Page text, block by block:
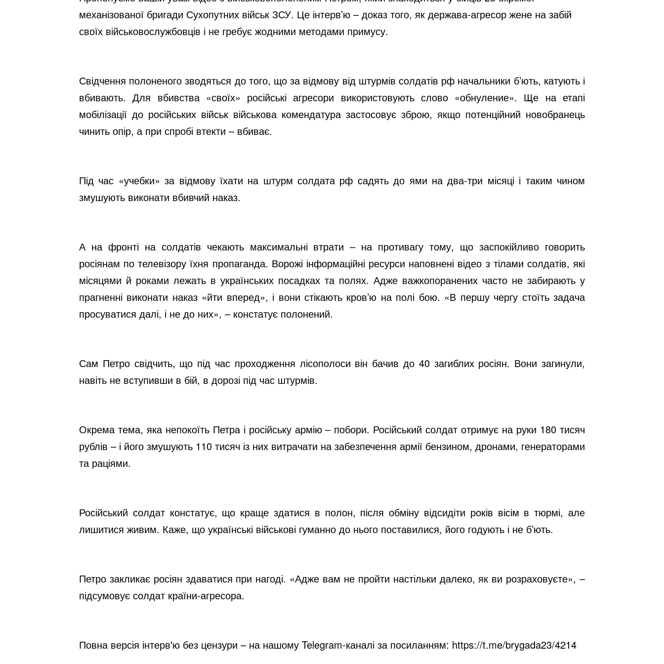
d
o
механізованої бригади Сухопутних військ ЗСУ. Це інтерв’ю – доказ того, як держава-агресор жене на забій
своїх військовослужбовців і не гребує жодними методами примусу.
Свідчення полоненого зводяться до того, що за відмову від штурмів солдатів рф начальники б’ють, катують і
вбивають. Для вбивства «своїх» російські агресори використовують слово «обнуление». Ще на етапі
мобілізації до російських військ військова комендатура застосовує зброю, якщо потенційний новобранець
чинить опір, а при спробі втекти – вбиває.
Під час «учебки» за відмову їхати на штурм солдата рф садять до ями на два-три місяці і таким чином
змушують виконати вбивчий наказ.
А на фронті на солдатів чекають максимальні втрати – на противагу тому, що заспокійливо говорить
росіянам по телевізору їхня пропаганда. Ворожі інформаційні ресурси наповнені відео з тілами солдатів, які
місяцями й роками лежать в українських посадках та полях. Адже важкопоранених часто не забирають у
прагненні виконати наказ «йти вперед», і вони стікають кров’ю на полі бою. «В першу чергу стоїть задача
просуватися далі, і не до них», – констатує полонений.
Сам Петро свідчить, що під час проходження лісополоси він бачив до 40 загиблих росіян. Вони загинули,
навіть не вступивши в бій, в дорозі під час штурмів.
Окрема тема, яка непокоїть Петра і російську армію – побори. Російський солдат отримує на руки 180 тисяч
рублів – і його змушують 110 тисяч із них витрачати на забезпечення армії бензином, дронами, генераторами
та раціями.
Російський солдат констатує, що краще здатися в полон, після обміну відсидіти років вісім в тюрмі, але
лишитися живим. Каже, що українські військові гуманно до нього поставилися, його годують і не б’ють.
Петро закликає росіян здаватися при нагоді. «Адже вам не пройти настільки далеко, як ви розраховуєте», –
підсумовує солдат країни-агресора.
Повна версія інтерв'ю без цензури – на нашому Telegram-каналі за посиланням: https://t.me/brygada23/4214